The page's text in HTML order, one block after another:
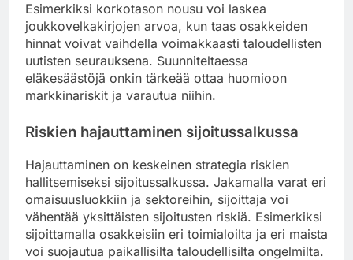
Esimerkiksi korkotason nousu voi laskea
joukkovelkakirjojen arvoa, kun taas osakkeiden
hinnat voivat vaihdella voimakkaasti taloudellisten
uutisten seurauksena. Suunniteltaessa
eläkesäästöjä onkin tärkeää ottaa huomioon
markkinariskit ja varautua niihin.
Riskien hajauttaminen sijoitussalkussa
Hajauttaminen on keskeinen strategia riskien
hallitsemiseksi sijoitussalkussa. Jakamalla varat eri
omaisuusluokkiin ja sektoreihin, sijoittaja voi
vähentää yksittäisten sijoitusten riskiä. Esimerkiksi
sijoittamalla osakkeisiin eri toimialoilta ja eri maista
voi suojautua paikallisilta taloudellisilta ongelmilta.